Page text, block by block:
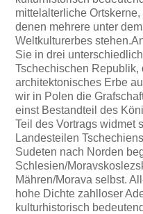
mittelalterliche
denen mehrere unter
Weltkulturerbes
Sie in drei
Tschechischen
architektonisches Erbe
wir in Polen die
einst Bestandteil des
Teil des Vortrags widmet
Landesteilen
Sudeten nach Norden
Schlesien/
Mähren/Morava selbst.
hohe Dichte zahlloser
kulturhistorisch